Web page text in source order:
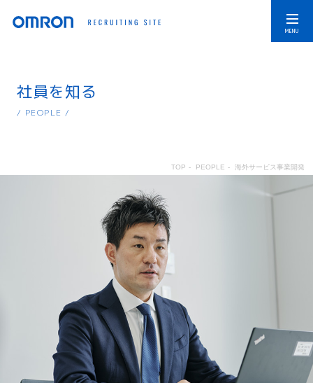
社員を知る
/ PEOPLE /
TOP - PEOPLE - 海外サービス事業開発